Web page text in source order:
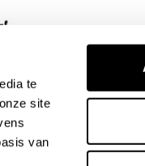
te
site
van
alle
Binnen aan
onze